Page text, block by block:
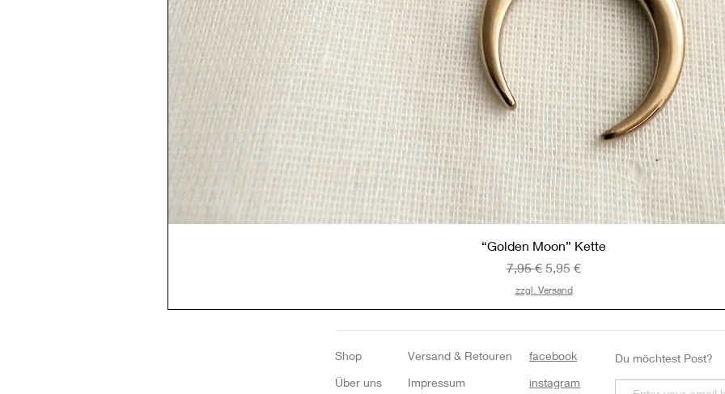
Schnellansicht
“Golden Moon” Kette
Standardpreis
7,95 € Sale-Preis
5,95 €
zzgl. Versand
Shop
Über uns
Versand & Retouren
Impressum
facebook
instagram
Du möchtest Post?